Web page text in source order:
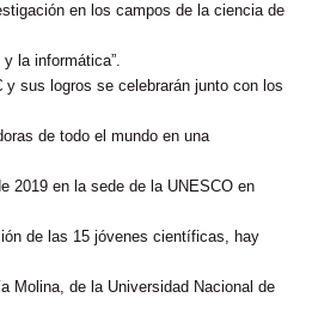
en los campos de la ciencia de
la informática”.
y sus logros se celebrarán junto con los
de todo el mundo en una
2019 en la sede de la UNESCO en
de las 15 jóvenes científicas, hay
Molina, de la Universidad Nacional de